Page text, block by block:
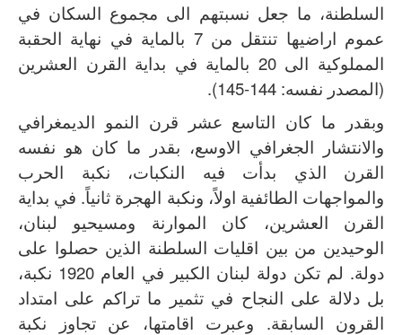
السلطنة، ما جعل نسبتهم الى مجموع السكان في
عموم اراضيها تنتقل من 7 بالماية في نهاية الحقبة
المملوكية الى 20 بالماية في بداية القرن العشرين
(المصدر نفسه: 144-145).
وبقدر ما كان التاسع عشر قرن النمو الديمغرافي
والانتشار الجغرافي الاوسع، بقدر ما كان هو نفسه
القرن الذي بدأت فيه النكبات، نكبة الحرب
والمواجهات الطائفية اولاً، ونكبة الهجرة ثانياً. في بداية
القرن العشرين، كان الموارنة ومسيحيو لبنان،
الوحيدين من بين اقليات السلطنة الذين حصلوا على
دولة. لم تكن دولة لبنان الكبير في العام 1920 نكبة،
بل دلالة على النجاح في تثمير ما تراكم على امتداد
القرون السابقة. وعبرت اقامتها، عن تجاوز نكبة